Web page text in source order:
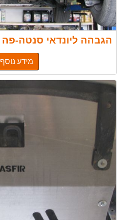
הגבהה ליונדאי סנטה-פה
מידע נוסף